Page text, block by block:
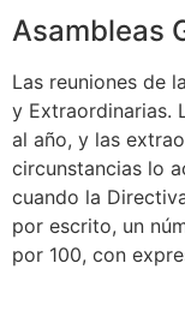
Asambleas
Las reuniones de
y Extraordinarias.
al año, y las
circunstancias lo
cuando la
por escrito, un
por 100, con